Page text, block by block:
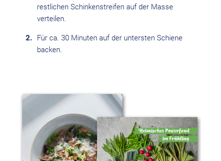
restlichen Schinkenstreifen auf der Masse
verteilen.
Für ca. 30 Minuten auf der untersten Schiene
backen.